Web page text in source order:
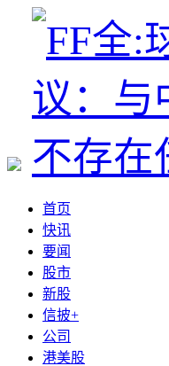
首页
快讯
要闻
股市
新股
信披+
公司
港美股